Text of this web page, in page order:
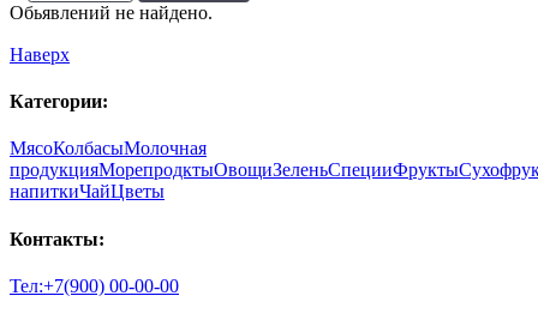
Обьявлений не найдено.
Наверх
Категории:
МясоКолбасыМолочная
продукцияМорепродктыОвощиЗеленьСпецииФрукты
напиткиЧайЦветы
Контакты:
Тел:+7(900) 00-00-00